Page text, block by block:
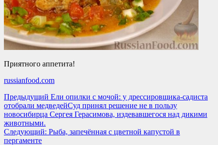
Приятного аппетита!
russianfood.com
Навигация
записи
Предыдущий Ели опилки с мочой: у дрессировщика-садиста
отобрали медведейСуд принял решение не в пользу
новосибирца Сергея Герасимова, издевавшегося над дикими
животными.
Следующий: Рыба, запечённая с цветной капустой в
пергаменте